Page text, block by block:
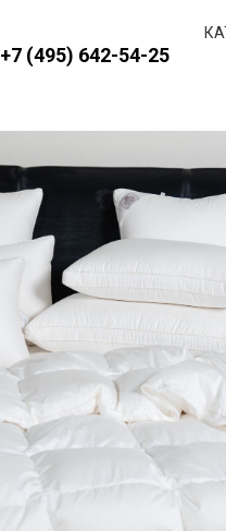
+7 (495) 642-54-25